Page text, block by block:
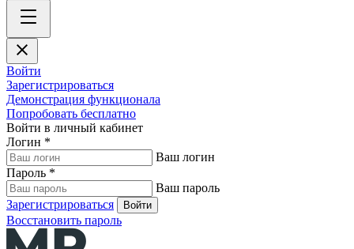
Войти
Зарегистрироваться
Демонстрация функционала
Попробовать бесплатно
Войти в личный кабинет
Логин *
Ваш логин
Пароль *
Ваш пароль
Зарегистрироваться
Войти
Восстановить пароль